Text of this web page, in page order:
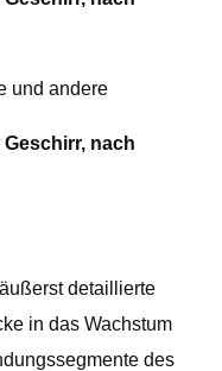
und andere
nach
detaillierte
in das Wachstum
des